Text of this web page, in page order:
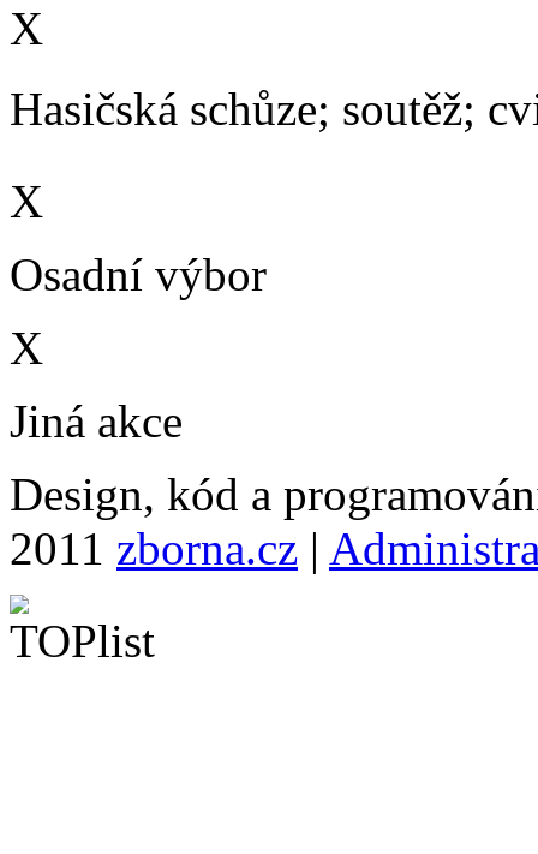
X
Hasičská schůze; soutěž;
X
Osadní výbor
X
Jiná akce
Design, kód a
2011 zborna.cz |